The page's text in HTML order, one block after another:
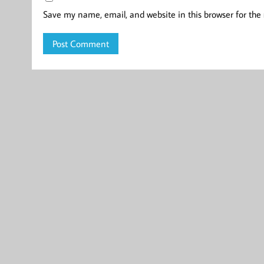
Save my name, email, and website in this browser for